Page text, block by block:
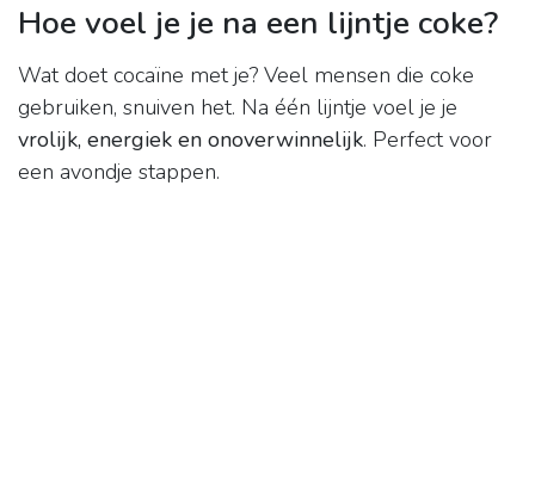
Hoe voel je je na een lijntje coke?
Wat doet cocaïne met je? Veel mensen die coke
gebruiken, snuiven het. Na één lijntje voel je je
vrolijk, energiek en onoverwinnelijk. Perfect voor
een avondje stappen.